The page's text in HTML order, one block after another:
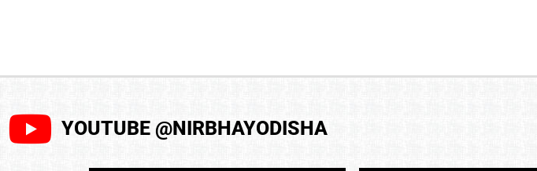
YOUTUBE @NIRBHAYODISHA